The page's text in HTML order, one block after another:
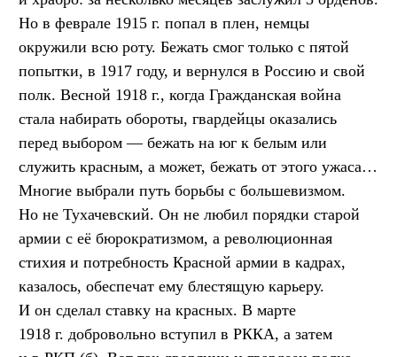
Но в феврале 1915 г. попал в плен, немцы
окружили всю роту. Бежать смог только с пятой
попытки, в 1917 году, и вернулся в Россию и свой
полк. Весной 1918 г., когда Гражданская война
стала набирать обороты, гвардейцы оказались
перед выбором — бежать на юг к белым или
служить красным, а может, бежать от этого ужаса…
Многие выбрали путь борьбы с большевизмом.
Но не Тухачевский. Он не любил порядки старой
армии с её бюрократизмом, а революционная
стихия и потребность Красной армии в кадрах,
казалось, обеспечат ему блестящую карьеру.
И он сделал ставку на красных. В марте
1918 г. добровольно вступил в РККА, а затем